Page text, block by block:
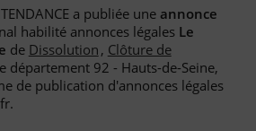
d'Annonces Légales
a publiée une annonce
habilité annonces légales Le
de Dissolution, Clôture de
département 92 - Hauts-de-Seine,
de publication d'annonces légales